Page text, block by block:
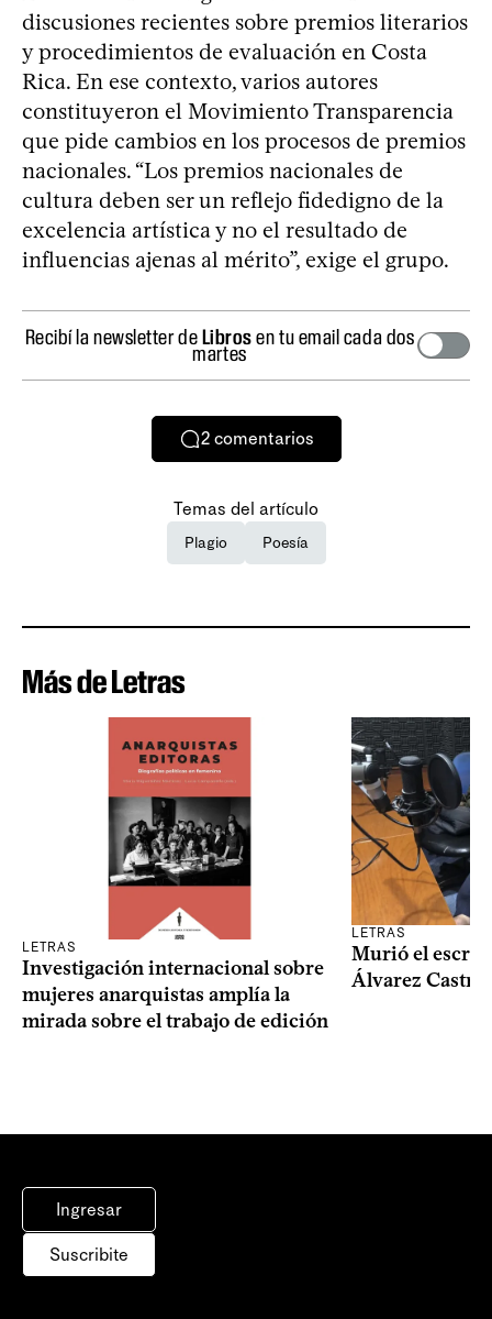
discusiones recientes sobre premios literarios
y procedimientos de evaluación en Costa
Rica. En ese contexto, varios autores
constituyeron el Movimiento Transparencia
que pide cambios en los procesos de premios
nacionales. “Los premios nacionales de
cultura deben ser un reflejo fidedigno de la
excelencia artística y no el resultado de
influencias ajenas al mérito”, exige el grupo.
Recibí la newsletter deLibrosen tu email cada dos
martes
2 comentarios
Temas del artículo
Plagio Poesía
Más de Letras
LETRAS
Investigación internacional sobre
mujeres anarquistas amplía la
mirada sobre el trabajo de edición
LETRAS
Murió el
Álvarez Castro
Ingresar
Suscribite